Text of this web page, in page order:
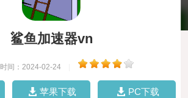
鲨鱼加速器vn
时间：2024-02-24
苹果下载 PC下载